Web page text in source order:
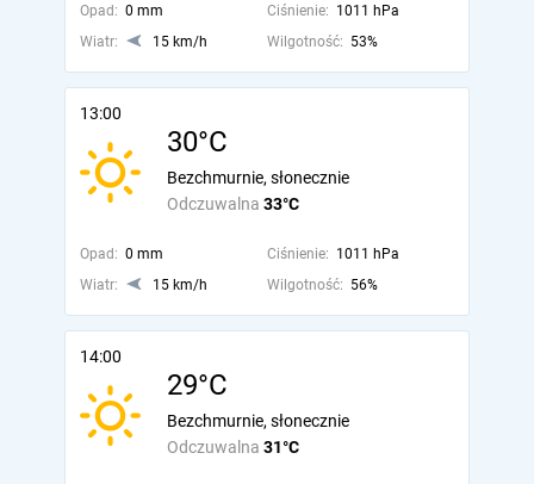
Opad: 0 mm Ciśnienie: 1011 hPa
Wiatr:
15 km/h Wilgotność: 53%
13:00
30°C
Odczuwalna 33°C
Bezchmurnie, słonecznie
Opad: 0 mm Ciśnienie: 1011 hPa
Wiatr:
15 km/h Wilgotność: 56%
14:00
29°C
Odczuwalna 31°C
Bezchmurnie, słonecznie